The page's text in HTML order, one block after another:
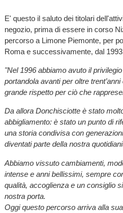
E' questo il saluto dei titolari
negozio, prima di essere in corso
percorso a Limone Piemonte, per
Roma e successivamente, dal
"Nel 1996 abbiamo avuto il
portandola avanti per oltre
grande rispetto per ciò che
Da allora Donchisciotte è stato
abbigliamento: è stato un punto di
una storia condivisa con
diventati parte della nostra
Abbiamo vissuto cambiamenti,
intense e anni bellissimi, sempre
qualità, accoglienza e un consiglio
nostra porta.
Oggi questo percorso arriva alla